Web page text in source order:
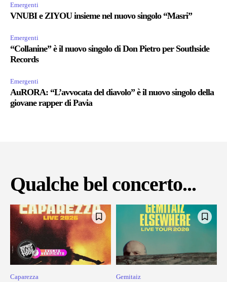
Emergenti
VNUBI e ZIYOU insieme nel nuovo singolo “Masri”
Emergenti
“Collanine” è il nuovo singolo di Don Pietro per Southside
Records
Emergenti
AuRORA: “L’avvocata del diavolo” è il nuovo singolo della
giovane rapper di Pavia
Qualche bel concerto...
Caparezza Gemitaiz